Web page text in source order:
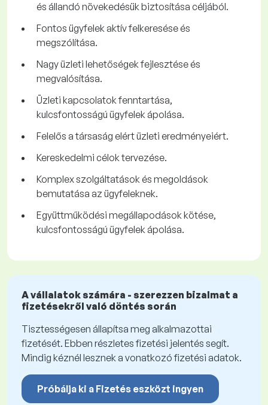
és állandó növekedésük biztosítása céljából.
Fontos ügyfelek aktív felkeresése és
megszólítása.
Nagy üzleti lehetőségek fejlesztése és
megvalósítása.
Üzleti kapcsolatok fenntartása,
kulcsfontosságú ügyfelek ápolása.
Felelős a társaság elért üzleti eredményeiért.
Kereskedelmi célok tervezése.
Komplex szolgáltatások és megoldások
bemutatása az ügyfeleknek.
Együttműködési megállapodások kötése,
kulcsfontosságú ügyfelek ápolása.
A vállalatok számára - szerezzen bizalmat a
fizetésekről való döntés során
Tisztességesen állapítsa meg alkalmazottai
fizetését. Ebben részletes fizetési jelentés segít.
Mindig kéznél lesznek a vonatkozó fizetési adatok.
Próbálja ki a Fizetés eszközt ingyen